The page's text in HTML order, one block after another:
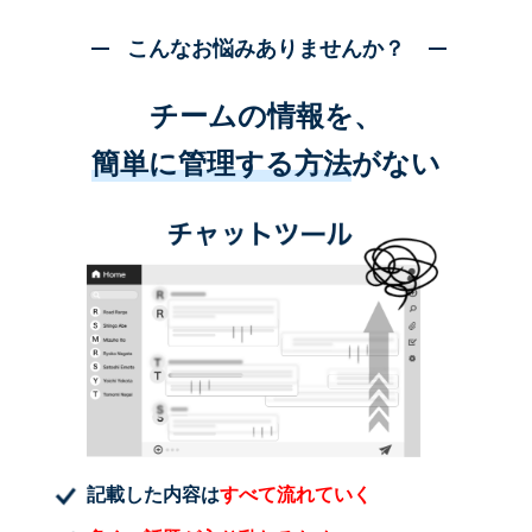
こんなお悩みありませんか？
チームの情報を、
簡単に管理する方法がない
記載した内容はすべて流れていく